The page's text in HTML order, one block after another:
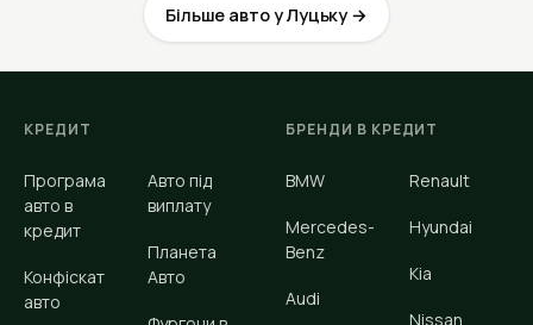
Більше авто у Луцьку →
КРЕДИТ
Програма
авто в
кредит
Конфіскат
авто
Авто під
виплату
Планета
Авто
БРЕНДИ В КРЕДИТ
BMW
Mercedes-
Benz
Audi
Renault
Hyundai
Kia
Nissan